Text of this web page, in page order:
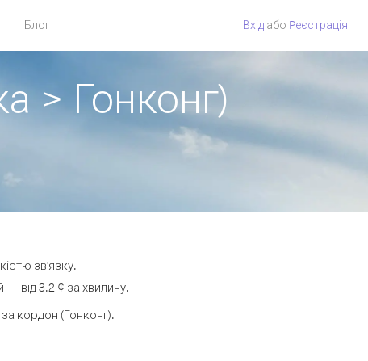
Блог Вхід або Pеєстрація
> Гонконг)
зв'язку.
від 3.2 ¢ за хвилину.
кордон (Гонконг).